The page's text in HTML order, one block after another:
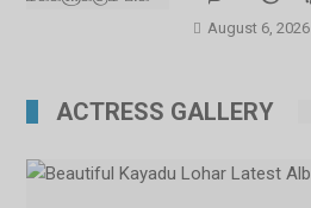
August 6, 2026
ACTRESS GALLERY